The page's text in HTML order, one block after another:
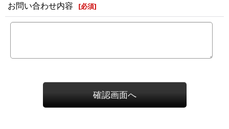
お問い合わせ内容 [必須]
確認画面へ